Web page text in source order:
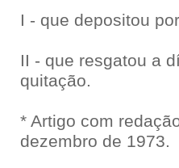
I - que depositou
II - que resgatou a
quitação.
* Artigo com
dezembro de 1973.